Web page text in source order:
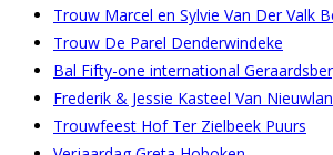
Trouw Marcel en Sylvie Van Der Valk
Trouw De Parel Denderwindeke
Bal Fifty-one international
Frederik & Jessie Kasteel Van
Trouwfeest Hof Ter Zielbeek Puurs